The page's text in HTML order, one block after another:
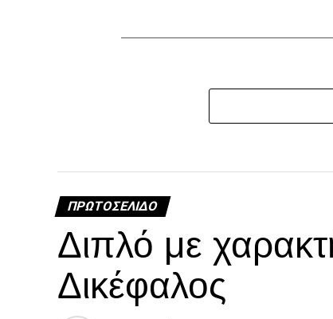
ΠΡΩΤΟΣΈΛΙΔΟ
Διπλό με
Δικέφαλος